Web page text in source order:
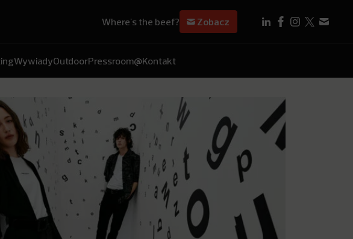
Where's the beef? Zobacz
WywiadyOutdoorPressroom@Kontakt